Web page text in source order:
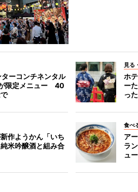
ーコンチネンタル
限定メニュー 40
見る
ホ
ー
っ
作ようかん「いち
米吟醸酒と組み合
食べ
ア
ラ
ュー